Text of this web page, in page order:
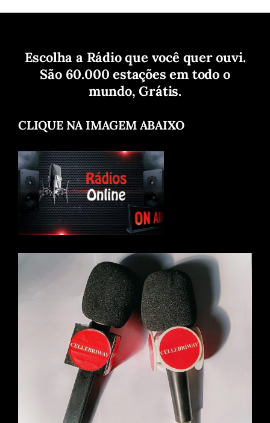
Escolha a Rádio que você quer ouvi.
São 60.000 estações em todo o
mundo, Grátis.
CLIQUE NA IMAGEM ABAIXO